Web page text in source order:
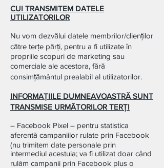
CUI TRANSMITEM DATELE
UTILIZATORILOR
Nu vom dezvălui datele membrilor/clienților
către terțe părţi, pentru a fi utilizate în
propriile scopuri de marketing sau
comerciale ale acestora, fără
consimțământul prealabil al utilizatorilor.
INFORMAŢIILE DUMNEAVOASTRĂ SUNT
TRANSMISE URMĂTORILOR TERŢI
– Facebook Pixel – pentru statistica
aferentă campaniilor rulate prin Facebook
(nu trimitem date personale prin
intermediul acestuia; va fi utilizat doar când
rulăm campanii prin Facebook plus o